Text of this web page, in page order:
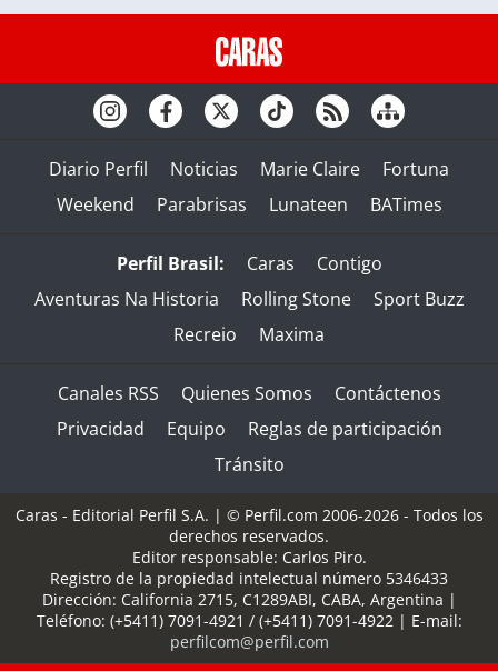
Diario Perfil Noticias Marie Claire
Fortuna
Weekend
Parabrisas Lunateen BATimes
Perfil Brasil: Caras
Contigo
Aventuras Na Historia
Rolling Stone
Sport Buzz
Recreio
Maxima
Canales RSS Quienes Somos
Contáctenos
Privacidad
Equipo
Reglas de participación
Tránsito
Caras - Editorial Perfil S.A. | © Perfil.com 2006-2026 - Todos los
derechos reservados.
Editor responsable: Carlos Piro.
Registro de la propiedad intelectual número 5346433
Dirección: California 2715, C1289ABI, CABA, Argentina |
Teléfono: (+5411) 7091-4921 / (+5411) 7091-4922| E-mail:
perfilcom@perfil.com